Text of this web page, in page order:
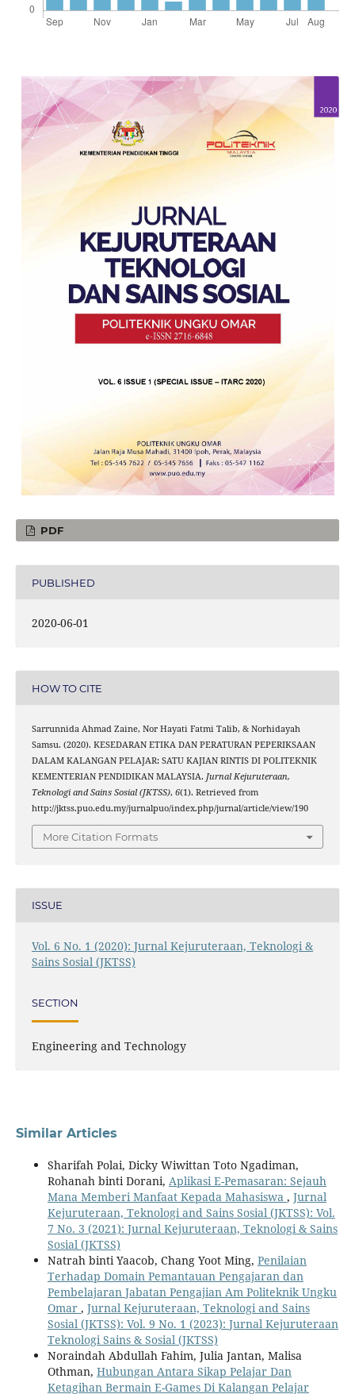
PDF
PUBLISHED
2020-06-01
HOW TO CITE
Sarrunnida Ahmad Zaine, Nor Hayati Fatmi Talib, & Norhidayah
Samsu. (2020). KESEDARAN ETIKA DAN PERATURAN PEPERIKSAAN
DALAM KALANGAN PELAJAR: SATU KAJIAN RINTIS DI POLITEKNIK
KEMENTERIAN PENDIDIKAN MALAYSIA. Jurnal Kejuruteraan,
Teknologi and Sains Sosial (JKTSS), 6(1). Retrieved from
http://jktss.puo.edu.my/jurnalpuo/index.php/jurnal/article/view/190
More Citation Formats
ISSUE
Vol. 6 No. 1 (2020): Jurnal Kejuruteraan, Teknologi &
Sains Sosial (JKTSS)
SECTION
Engineering and Technology
Similar Articles
Sharifah Polai, Dicky Wiwittan Toto Ngadiman,
Rohanah binti Dorani, Aplikasi E-Pemasaran: Sejauh
Mana Memberi Manfaat Kepada Mahasiswa , Jurnal
Kejuruteraan, Teknologi and Sains Sosial (JKTSS): Vol.
7 No. 3 (2021): Jurnal Kejuruteraan, Teknologi & Sains
Sosial (JKTSS)
Natrah binti Yaacob, Chang Yoot Ming, Penilaian
Terhadap Domain Pemantauan Pengajaran dan
Pembelajaran Jabatan Pengajian Am Politeknik Ungku
Omar , Jurnal Kejuruteraan, Teknologi and Sains
Sosial (JKTSS): Vol. 9 No. 1 (2023): Jurnal Kejuruteraan
Teknologi Sains & Sosial (JKTSS)
Noraindah Abdullah Fahim, Julia Jantan, Malisa
Othman, Hubungan Antara Sikap Pelajar Dan
Ketagihan Bermain E-Games Di Kalangan Pelajar